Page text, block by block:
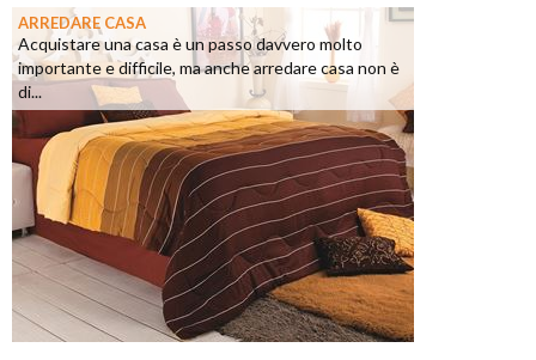
ARREDARE CASA
Acquistare una casa è un passo davvero molto
importante e difficile, ma anche arredare casa non è
di...